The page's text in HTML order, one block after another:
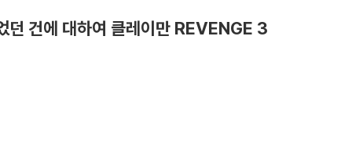
던 건에 대하여 클레이만 REVENGE 3